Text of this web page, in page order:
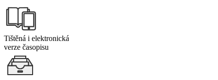
Tištěná i elektronická
verze časopisu